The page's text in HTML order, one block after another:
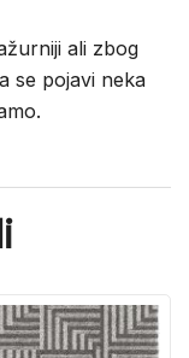
ali zbog
se pojavi neka